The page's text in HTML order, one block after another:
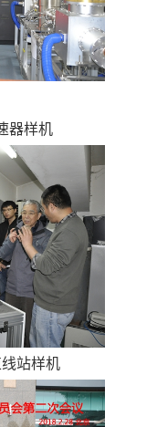
器样机
站样机